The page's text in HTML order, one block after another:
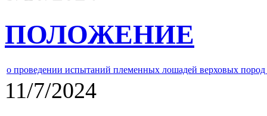
ПОЛОЖЕНИЕ
о проведении испытаний племенных лошадей верховых
11/7/2024